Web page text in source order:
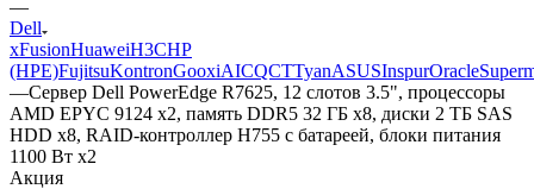
—
Dell
xFusionHuaweiH3CHP
(HPE)FujitsuKontronGooxiAICQCTTyanASUSInspurOracle
—Сервер Dell PowerEdge R7625, 12 слотов 3.5", процессоры
AMD EPYC 9124 x2, память DDR5 32 ГБ x8, диски 2 ТБ SAS
HDD x8, RAID-контроллер H755 с батареей, блоки питания
1100 Вт x2
Акция